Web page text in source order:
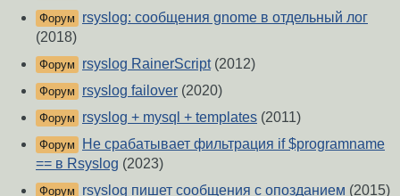
Форум
rsyslog: cooбщения gnome в отдельный лог
(2018)
Форум rsyslog RainerScript(2012)
Форум rsyslog failover (2020)
Форум rsyslog + mysql + templates (2011)
Форум
Не срабатывает фильтрация if $programname
== в Rsyslog (2023)
Форум rsyslog пишет сообщения с опозданием (2015)